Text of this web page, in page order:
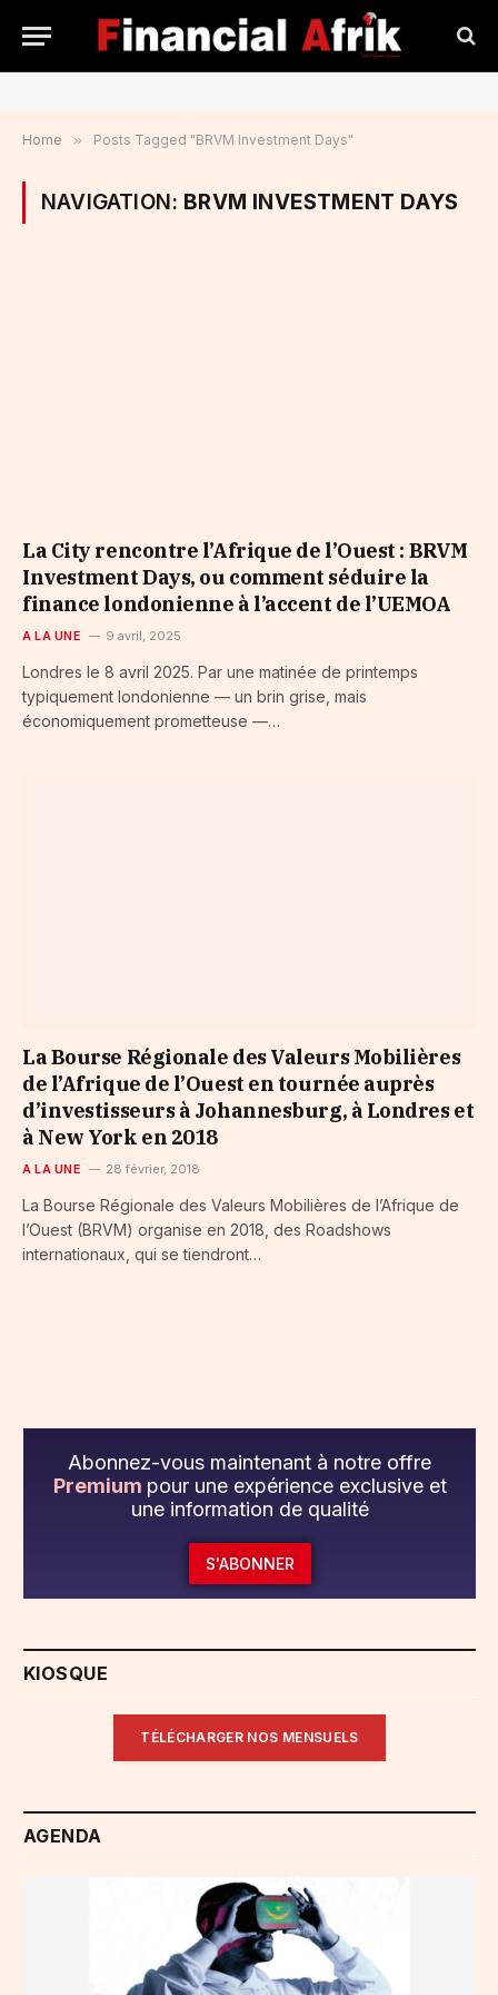
Home » Posts Tagged "BRVM Investment Days"
NAVIGATION: BRVM INVESTMENT DAYS
La City rencontre l’Afrique de l’Ouest : BRVM
Investment Days, ou comment séduire la
finance londonienne à l’accent de l’UEMOA
A LA UNE 9 avril, 2025
Londres le 8 avril 2025. Par une matinée de printemps
typiquement londonienne — un brin grise, mais
économiquement prometteuse —…
La Bourse Régionale des Valeurs Mobilières
de l’Afrique de l’Ouest en tournée auprès
d’investisseurs à Johannesburg, à Londres et
à New York en 2018
A LA UNE 28 février, 2018
La Bourse Régionale des Valeurs Mobilières de l’Afrique de
l’Ouest (BRVM) organise en 2018, des Roadshows
internationaux, qui se tiendront…
Abonnez-vous maintenant à notre offre
Premium pour une expérience exclusive et
une information de qualité
S'ABONNER
KIOSQUE
TÉLÉCHARGER NOS MENSUELS
AGENDA